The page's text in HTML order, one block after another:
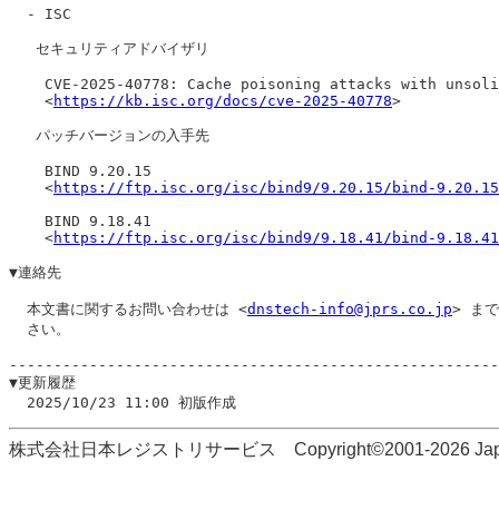
  - ISC
   セキュリティアドバイザリ
CVE-2025-40778: Cache poisoning attacks with
    <
https://kb.isc.org/docs/cve-2025-40778>
   パッチバージョンの入手先
    BIND 9.20.15
    <
https://ftp.isc.org/isc/bind9/9.20.15/bind-
    BIND 9.18.41
    <
https://ftp.isc.org/isc/bind9/9.18.41/bind-
▼連絡先
  本文書に関するお問い合わせは <
dnstech-info@jprs.co.jp> まで
  さい。
▼更新履歴
株式会社日本レジストリサービス Copyright©2001-2026